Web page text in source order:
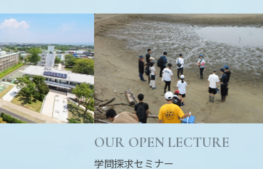
OUR OPEN LECTURE
学問探求セミナー